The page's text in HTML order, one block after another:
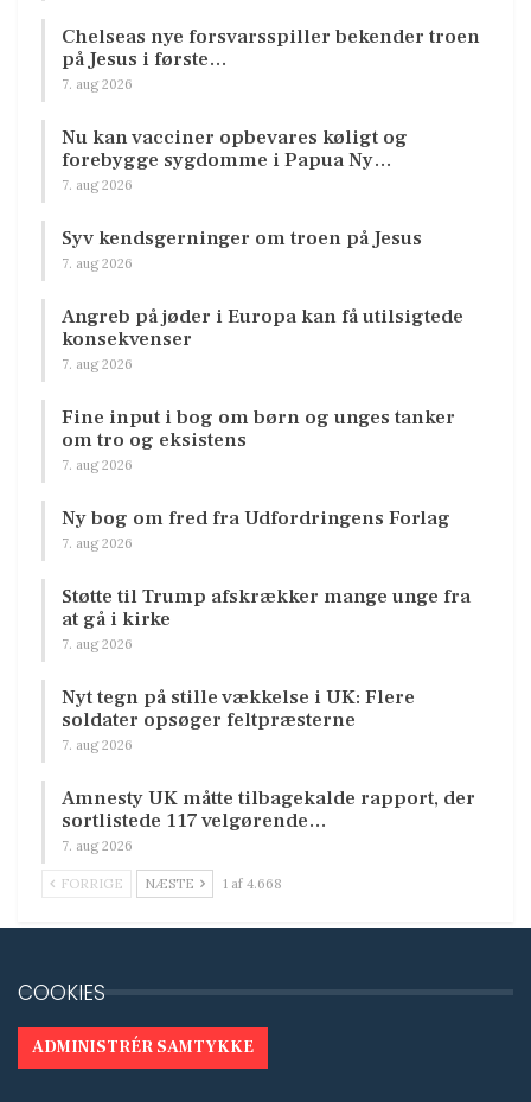
Chelseas nye forsvarsspiller bekender troen
på Jesus i første…
7. aug 2026
Nu kan vacciner opbevares køligt og
forebygge sygdomme i Papua Ny…
7. aug 2026
Syv kendsgerninger om troen på Jesus
7. aug 2026
Angreb på jøder i Europa kan få utilsigtede
konsekvenser
7. aug 2026
Fine input i bog om børn og unges tanker
om tro og eksistens
7. aug 2026
Ny bog om fred fra Udfordringens Forlag
7. aug 2026
Støtte til Trump afskrækker mange unge fra
at gå i kirke
7. aug 2026
Nyt tegn på stille vækkelse i UK: Flere
soldater opsøger feltpræsterne
7. aug 2026
Amnesty UK måtte tilbagekalde rapport, der
sortlistede 117 velgørende…
7. aug 2026
FORRIGE NÆSTE 1 af 4.668
COOKIES
ADMINISTRÉR SAMTYKKE